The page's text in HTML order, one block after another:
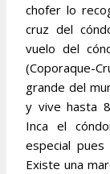
chofer lo
cruz del
vuelo del
(Coporaque-
grande del
y vive hasta
Inca el
especial
Existe una